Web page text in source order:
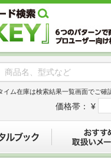
ム在庫は検索結果一覧画面でご確
価格帯： ¥